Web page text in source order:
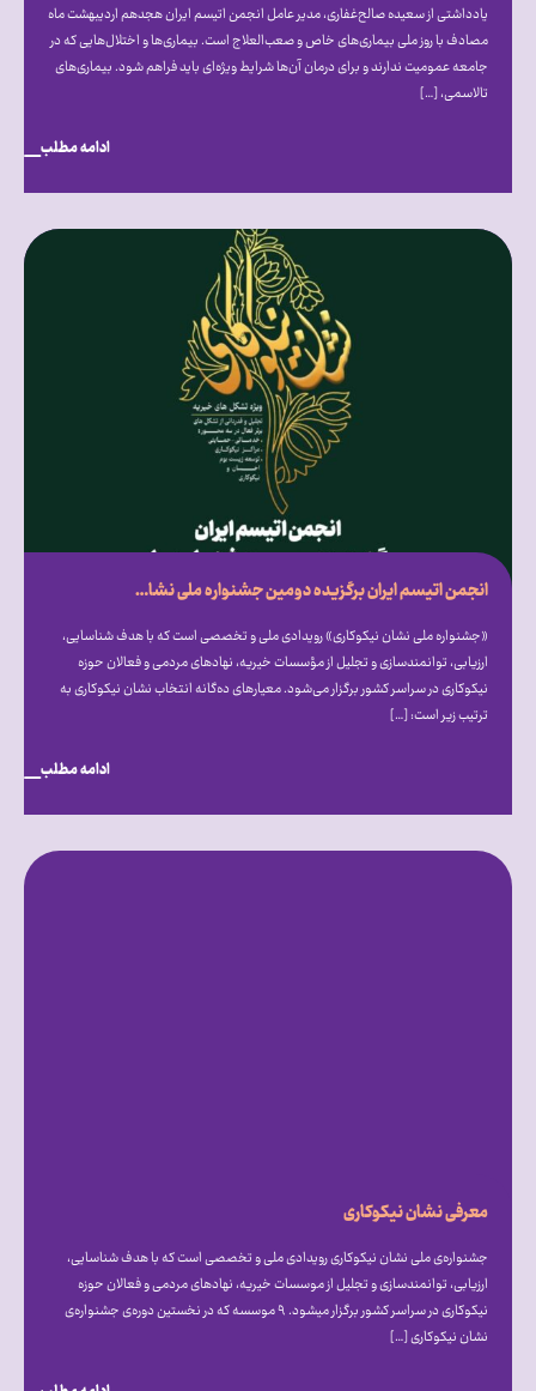
یادداشتی از سعیده صالح‎‌غفاری، مدیر عامل انجمن اتیسم ایران هجدهم اردیبهشت ماه
مصادف با روز ملی بیماری‎‌های خاص و صعب‎‌العلاج است. بیماری‎‌ها و اختلال‎‌هایی که در
جامعه عمومیت ندارند و برای درمان آن‌ها شرایط ویژه‎‌ای باید فراهم شود. بیماری‌های
تالاسمی، […]
ادامه مطلب
انجمن اتیسم ایران برگزیده دومین جشنواره ملی نشان نیکوکاری شد
«جشنواره ملی نشان نیکوکاری» رویدادی ملی و تخصصی است که با هدف شناسایی،
ارزیابی، توانمندسازی و تجلیل از مؤسسات خیریه، نهادهای مردمی و فعالان حوزه
نیکوکاری در سراسر کشور برگزار می‎‌شود. معیارهای ده‌گانه انتخاب نشان نیکوکاری به
ترتیب زیر است: […]
ادامه مطلب
معرفی نشان نیکوکاری
جشنواره‌ی ملی نشان نیکوکاری رویدادی ملی و تخصصی است که با هدف شناسایی،
ارزیابی، توانمندسازی و تجلیل از موسسات خیریه، نهادهای مردمی و فعالان حوزه
نیکوکاری در سراسر کشور برگزار میشود. ۹ موسسه که در نخستین دوره‌ی جشنواره‌ی
نشان نیکوکاری […]